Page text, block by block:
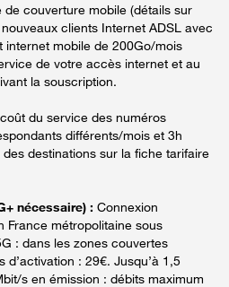
couverture mobile (détails sur
clients Internet ADSL avec
internet mobile de 200Go/mois
de votre accès internet et au
la souscription.
du service des numéros
différents/mois et 3h
destinations sur la fiche tarifaire
nécessaire) : Connexion
France métropolitaine sous
: dans les zones couvertes
d’activation : 29€. Jusqu’à 1,5
s en émission : débits maximum